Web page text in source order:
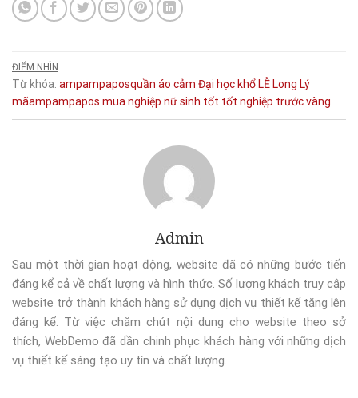
ĐIỂM NHÌN
Từ khóa: ampampaposquần áo cảm Đại học khổ LỄ Long Lý
mãampampapos muanghiệp nữsinh tốt tốt nghiệp trướcvàng
Admin
Sau một thời gian hoạt động, website đã có những bước tiến
đáng kể cả về chất lượng và hình thức. Số lượng khách truy cập
website trở thành khách hàng sử dụng dịch vụ thiết kế tăng lên
đáng kể. Từ việc chăm chút nội dung cho website theo sở
thích, WebDemo đã dần chinh phục khách hàng với những dịch
vụ thiết kế sáng tạo uy tín và chất lượng.